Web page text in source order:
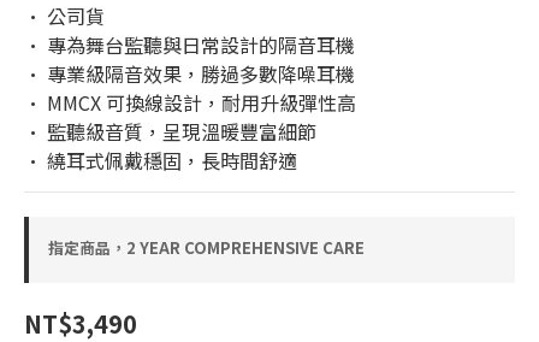
• 公司貨
• 專為舞台監聽與日常設計的隔音耳機
• 專業級隔音效果，勝過多數降噪耳機
• MMCX 可換線設計，耐用升級彈性高
• 監聽級音質，呈現溫暖豐富細節
• 繞耳式佩戴穩固，長時間舒適
指定商品，2 YEAR COMPREHENSIVE CARE
NT$3,490